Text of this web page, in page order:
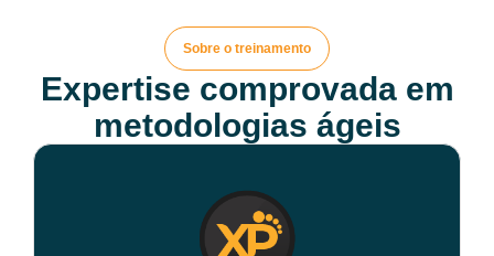
Sobre o treinamento
Expertise comprovada em
metodologias ágeis